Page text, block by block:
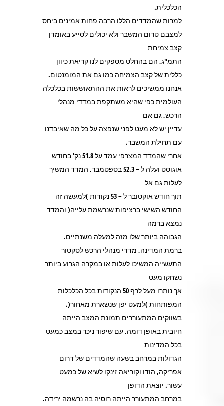
הכלכלית.
למרות שהמדדים הללו הרבה פחות אמינים ביחס
למצבם טרום המשבר ולא יכולים לסייע באומדן
קצב צמיחת
התמ"ג, הם בהחלט מספקים לנו קריאת כיוון
כללית של קצב הצמיחה כמו גם את המומנטום.
אנחנו ממשיכים לראות את ההתאוששות בכלכלה
העולמית כפי שהיא משתקפת במדדי מנהלי
הרכש, גם אם
עדיין יש לא מעט לפני שנפצה על כל מה שאיבדנו
עם תחילת המשבר.
אחרי שהמדד המצרפי עמד על 51.8 נק' בחודש
אוגוסט ועלה ל – 52.3 בספטמבר, המדד המשיך
לעלות גם אל
תוך חודש אוקטובר ל – 53 נקודות )למעשה זה
החודש השישי ברציפות שנרשמת עלייה( והמדד
נמצא ברמה
הגבוהה ביותר שלו מזה למעלה משנתיים.
ברמת המדינה, מדדי מנהלי הרכש לסקטור
התעשייה המשיכו לעלות או במקרה הגרוע ביותר
נשחקו מעט
אך נותרו מעל לרף 50 הנקודות בכל הכלכלות
המפותחות )למעט יפן שנשארת מאחור(.
בשווקים המתעוררים תמונת המצב הייתה
חיובית באופן דומה, עם שיפור ניכר במצב כמעט
בכל המדינות
הגדולות במרחב בשעה שהמדדים של דרום
אפריקה, הודו וקוריאה זינקו לשיא של כמעט
עשור. יוצאת הדופן
במרחב המתעורר הייתה רוסיה בה נרשמה ירידה.